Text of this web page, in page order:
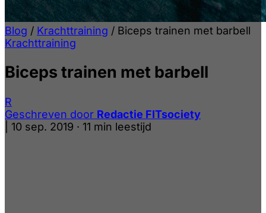
Blog / Krachttraining / Biceps trainen met barbell
Krachttraining
Biceps trainen met barbell
R
Geschreven door Redactie FITsociety
10 sep. 2019 · 11 min leestijd